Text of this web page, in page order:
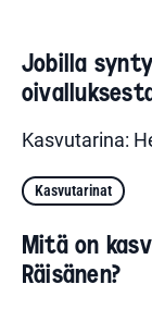
Jobilla
Kasvutarina:
Kasvutarinat
Mitä on
Räisänen?